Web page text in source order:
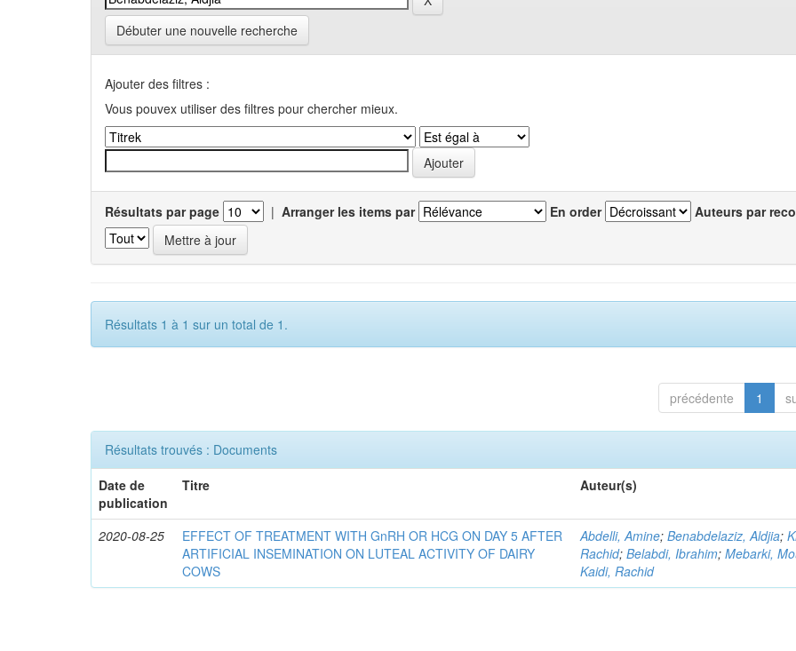
Débuter une nouvelle recherche
Ajouter des filtres :
Vous pouvex utiliser des filtres pour chercher mieux.
Résultats par page | Arranger les items par En order Auteurs par
Résultats 1 à 1 sur un total de 1.
précédente 1
Résultats trouvés : Documents
Date de
publication
Titre Auteur(s)
2020-08-25
EFFECT OF TREATMENT WITH GnRH OR HCG ON DAY 5 AFTER
ARTIFICIAL INSEMINATION ON LUTEAL ACTIVITY OF DAIRY
COWS
Abdelli, Amine;Benabdelaziz, Aldjia;
Rachid;Belabdi, Ibrahim;Mebarki,
Kaidi, Rachid